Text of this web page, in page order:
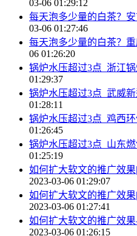
03-06 01:29:12
每天泡多少量的白茶？
03-06 01:27:46
每天泡多少量的白茶？
06 01:26:20
锅炉水压超过3点_浙江
01:29:37
锅炉水压超过3点_武威
01:28:11
锅炉水压超过3点_鸡西
01:26:45
锅炉水压超过3点_山东
01:25:19
如何扩大软文的推广效
2023-03-06 01:29:07
如何扩大软文的推广效
2023-03-06 01:27:41
如何扩大软文的推广效
2023-03-06 01:26:15